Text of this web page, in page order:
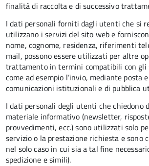
finalità di raccolta e di successivo
I dati personali forniti dagli utenti che si
utilizzano i servizi del sito web e
nome, cognome, residenza, riferimenti
mail, possono essere utilizzati per altre
trattamento in termini compatibili con gli
come ad esempio l’invio, mediante posta
comunicazioni istituzionali e di pubblica
I dati personali degli utenti che chiedono
materiale informativo (newsletter,
provvedimenti, ecc.) sono utilizzati solo
servizio o la prestazione richiesta e sono
nel solo caso in cui sia a tal fine
spedizione e simili).